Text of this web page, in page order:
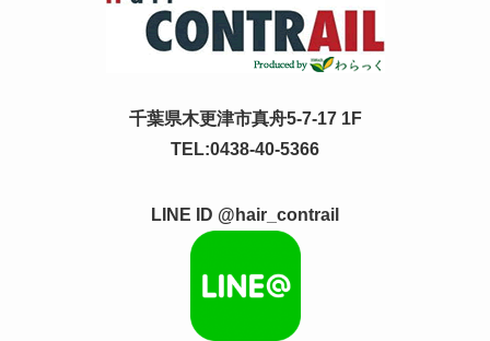
千葉県木更津市真舟5-7-17 1F
TEL:0438-40-5366
LINE ID @hair_contrail